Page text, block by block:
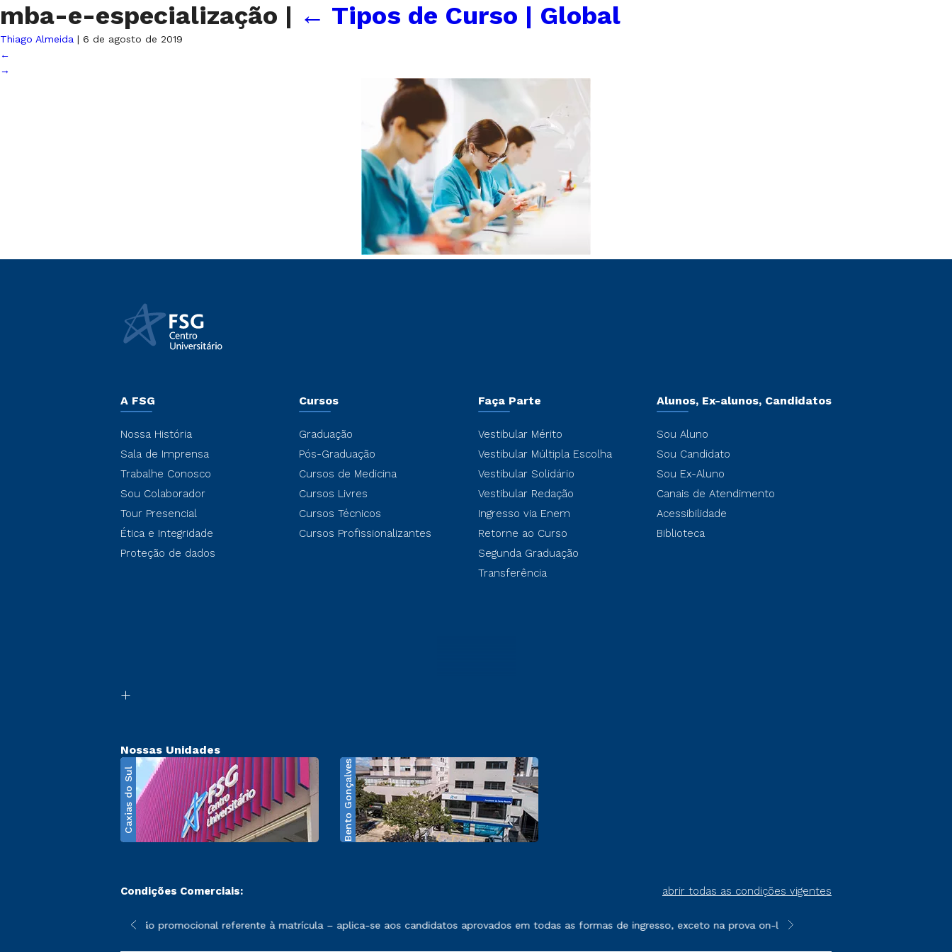
mba-e-especialização | ← Tipos de Curso | Global
Thiago Almeida | 6 de agosto de 2019
←
→
A FSG
Nossa História
Sala de Imprensa
Trabalhe Conosco
Sou Colaborador
Tour Presencial
Ética e Integridade
Proteção de dados
Cursos
Graduação
Pós-Graduação
Cursos de Medicina
Cursos Livres
Cursos Técnicos
Cursos Profissionalizantes
Faça Parte
Vestibular Mérito
Vestibular Múltipla Escolha
Vestibular Solidário
Vestibular Redação
Ingresso via Enem
Retorne ao Curso
Segunda Graduação
Transferência
Alunos, Ex-alunos, Candidatos
Sou Aluno
Sou Candidato
Sou Ex-Aluno
Canais de Atendimento
Acessibilidade
Biblioteca
Nossas Unidades
Caxias do Sul Bento Gonçalves
Condições Comerciais: abrir todas as condições vigentes
sofrer alterações nos períodos de rematrícula conforme exposto no contrato de prestação de serviços.
*A condição promocional referente à matrícula – aplica-se aos candidatos aprovados em todas as formas de ingresso, exceto na prova on-line ou agendada, que ofertam
**Semipresencial é um formato do